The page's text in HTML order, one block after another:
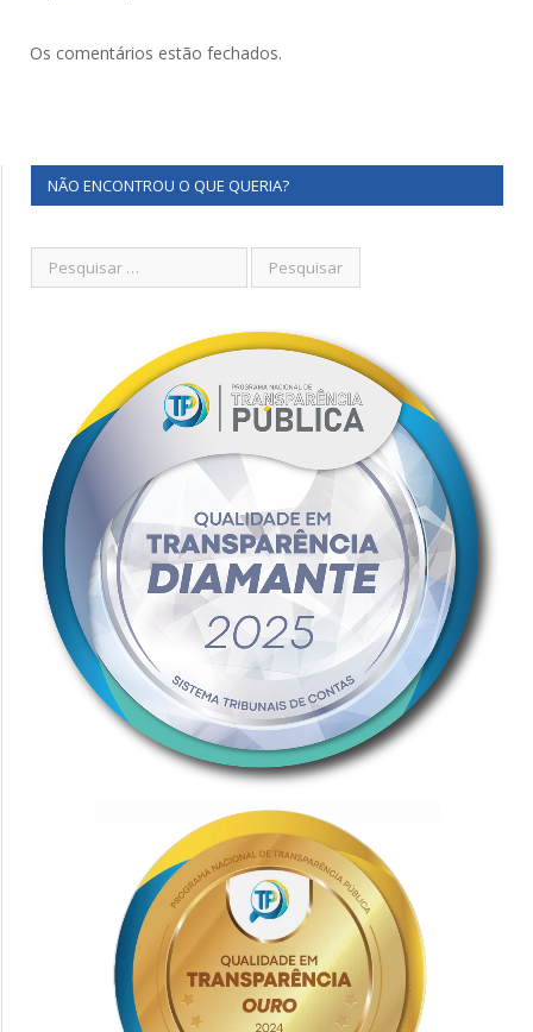
Os comentários estão fechados.
NÃO ENCONTROU O QUE QUERIA?